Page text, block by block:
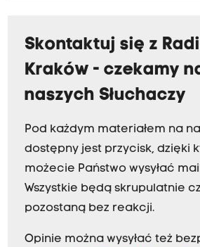
Skontaktuj się z
Kraków - czekamy
naszych Słuchaczy
Pod każdym materiałem na
dostępny jest przycisk, dzięki
możecie Państwo wysyłać
Wszystkie będą skrupulatnie
pozostaną bez reakcji.
Opinie można wysyłać też